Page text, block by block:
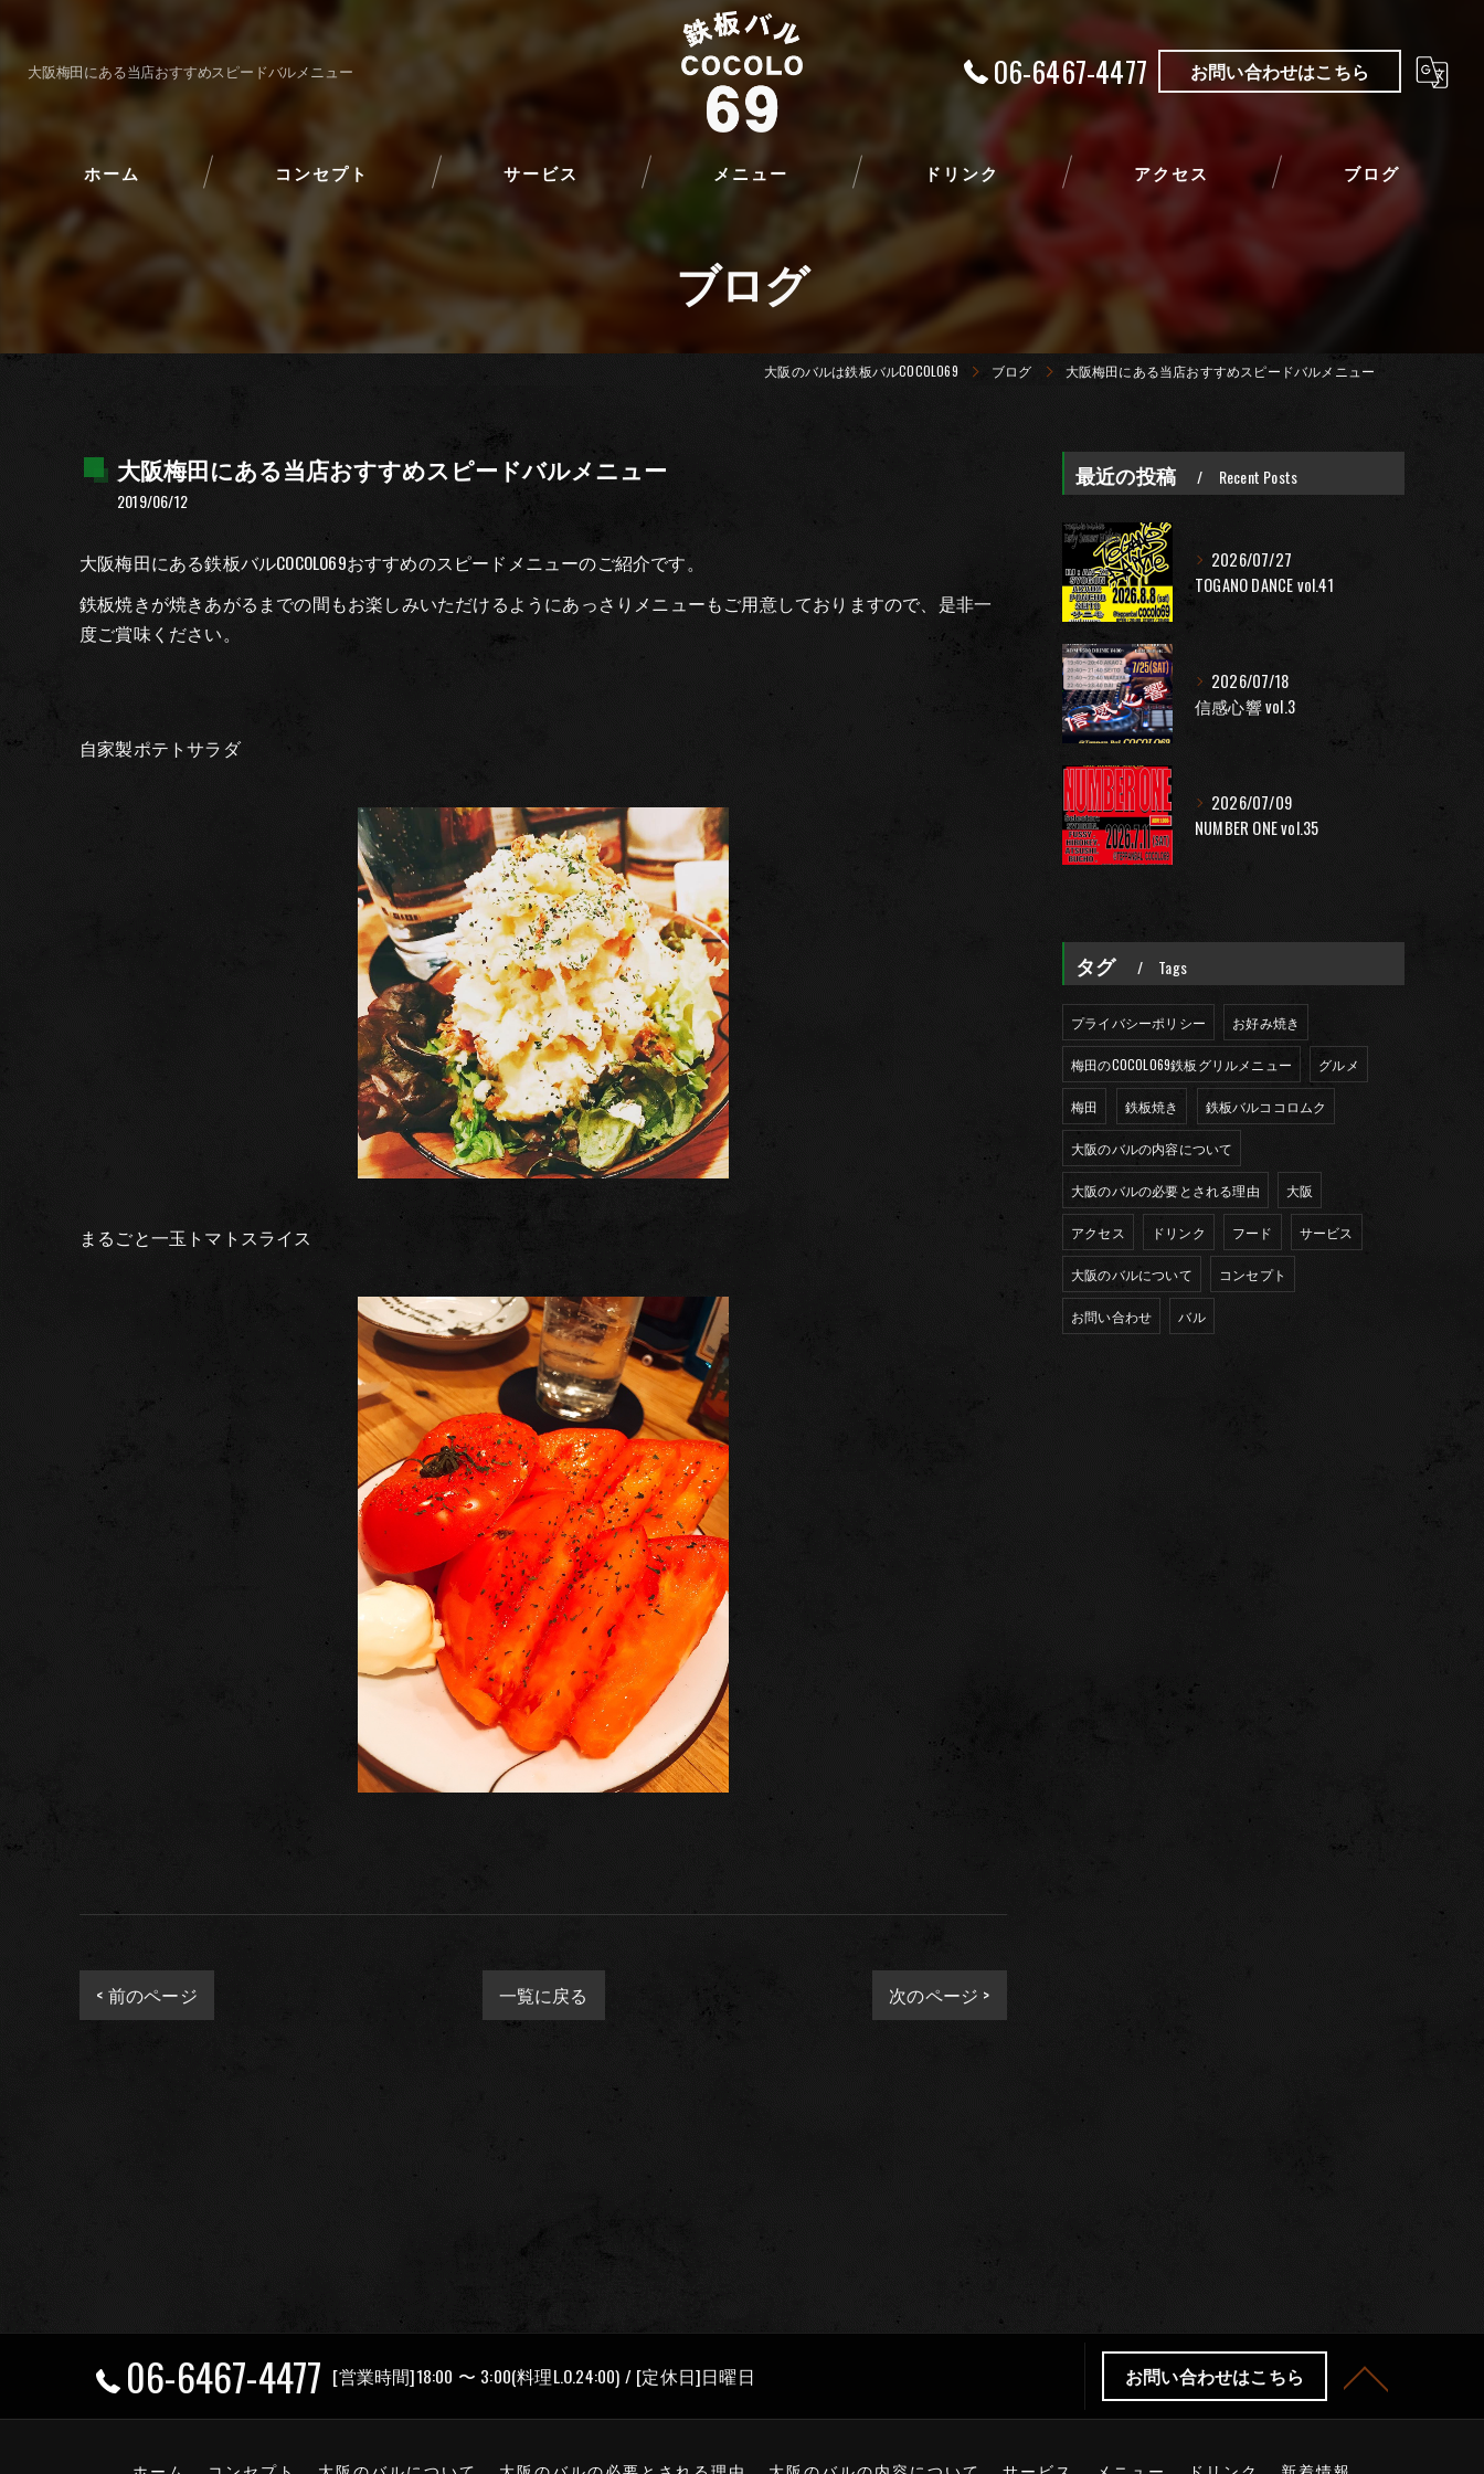
大阪梅田にある当店おすすめスピードバルメニュー 06-6467-4477 お問い合わせはこちら
ホーム コンセプト サービス メニュー ドリンク アクセス ブログ
ブログ
大阪のバルは鉄板バルCOCOLO69 ブログ 大阪梅田にある当店おすすめスピードバルメニュー
大阪梅田にある当店おすすめスピードバルメニュー
2019/06/12
大阪梅田にある鉄板バルCOCOLO69おすすめのスピードメニューのご紹介です。
鉄板焼きが焼きあがるまでの間もお楽しみいただけるようにあっさりメニューもご用意しておりますので、是非一
度ご賞味ください。
自家製ポテトサラダ
まるごと一玉トマトスライス
< 前のページ 一覧に戻る 次のページ >
最近の投稿 Recent Posts
2026/07/27
TOGANO DANCE vol.41
2026/07/18
信感心響 vol.3
2026/07/09
NUMBER ONE vol.35
タグ Tags
プライバシーポリシー お好み焼き
梅田のCOCOLO69鉄板グリルメニュー グルメ
梅田 鉄板焼き 鉄板バルココロムク
大阪のバルの内容について
大阪のバルの必要とされる理由 大阪
アクセス ドリンク フード サービス
大阪のバルについて コンセプト
お問い合わせ バル
06-6467-4477 [営業時間]18:00 〜 3:00(料理L.O.24:00) / [定休日]日曜日 お問い合わせはこちら